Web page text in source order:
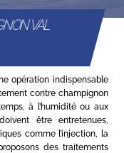
VAL
opération indispensable
contre champignon
à l’humidité ou aux
être entretenues,
comme l’injection, la
des traitements